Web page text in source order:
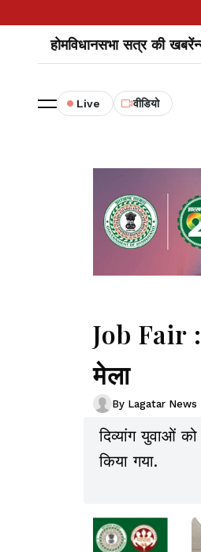
होमविधानसभा सत्र की खबरें
Live वीडियो
Job Fair :
मेला
By Lagatar News
दिव्यांग युवाओं
किया गया.